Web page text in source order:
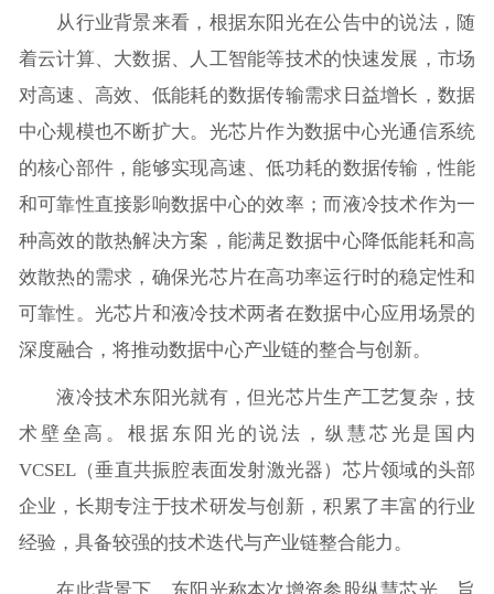
从行业背景来看，根据东阳光在公告中的说法，随
着云计算、大数据、人工智能等技术的快速发展，市场
对高速、高效、低能耗的数据传输需求日益增长，数据
中心规模也不断扩大。光芯片作为数据中心光通信系统
的核心部件，能够实现高速、低功耗的数据传输，性能
和可靠性直接影响数据中心的效率；而液冷技术作为一
种高效的散热解决方案，能满足数据中心降低能耗和高
效散热的需求，确保光芯片在高功率运行时的稳定性和
可靠性。光芯片和液冷技术两者在数据中心应用场景的
深度融合，将推动数据中心产业链的整合与创新。
液冷技术东阳光就有，但光芯片生产工艺复杂，技
术壁垒高。根据东阳光的说法，纵慧芯光是国内
VCSEL（垂直共振腔表面发射激光器）芯片领域的头部
企业，长期专注于技术研发与创新，积累了丰富的行业
经验，具备较强的技术迭代与产业链整合能力。